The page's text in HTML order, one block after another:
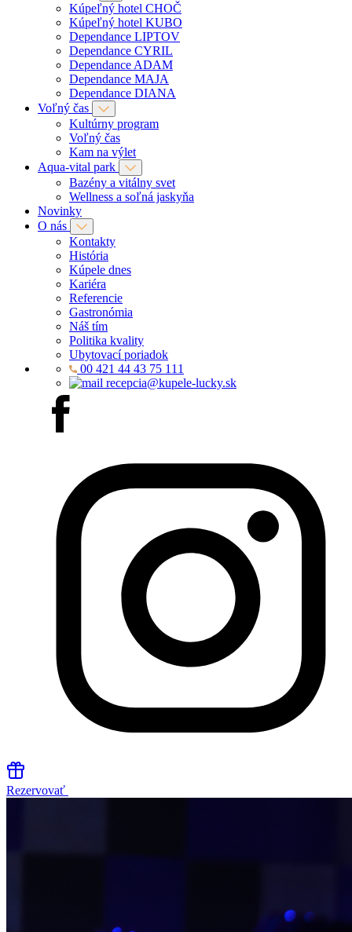
Kúpeľný hotel CHOČ
Kúpeľný hotel KUBO
Dependance LIPTOV
Dependance CYRIL
Dependance ADAM
Dependance MAJA
Dependance DIANA
Voľný čas
Kultúrny program
Voľný čas
Kam na výlet
Aqua-vital park
Bazény a vitálny svet
Wellness a soľná jaskyňa
Novinky
O nás
Kontakty
História
Kúpele dnes
Kariéra
Referencie
Gastronómia
Náš tím
Politika kvality
Ubytovací poriadok
00 421 44 43 75 111
recepcia@kupele-lucky.sk
Rezervovať